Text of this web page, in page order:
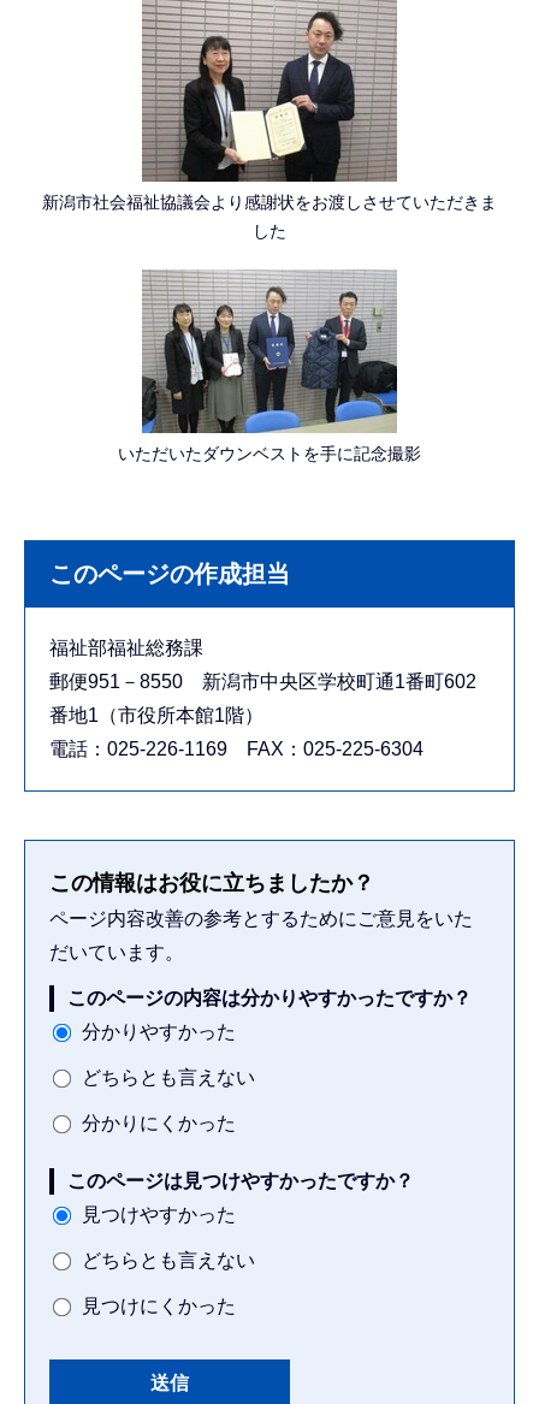
新潟市社会福祉協議会より感謝状をお渡しさせていただきま
した
いただいたダウンベストを手に記念撮影
このページの作成担当
福祉部福祉総務課
郵便951－8550 新潟市中央区学校町通1番町602
番地1（市役所本館1階）
電話：025-226-1169 FAX：025-225-6304
この情報はお役に立ちましたか？
ページ内容改善の参考とするためにご意見をいた
だいています。
このページの内容は分かりやすかったですか？
分かりやすかった
どちらとも言えない
分かりにくかった
このページは見つけやすかったですか？
見つけやすかった
どちらとも言えない
見つけにくかった